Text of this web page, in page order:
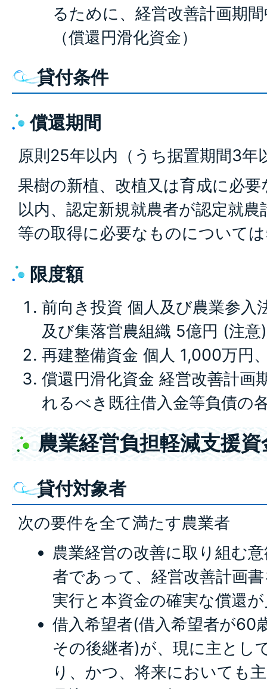
るために、経営改善計画期
（償還円滑化資金）
貸付条件
償還期間
原則25年以内（うち据置期間3年
果樹の新植、改植又は育成に必
以内、認定新規就農者が認定就
等の取得に必要なものについて
限度額
前向き投資 個人及び農業参入
及び集落営農組織 5億円 (注
再建整備資金 個人 1,000万円
償還円滑化資金 経営改善計画
れるべき既往借入金等負債の
農業経営負担軽減支援資
貸付対象者
次の要件を全て満たす農業者
農業経営の改善に取り組む
者であって、経営改善計画
実行と本資金の確実な償還
借入希望者(借入希望者が60
その後継者)が、現に主とし
り、かつ、将来においても